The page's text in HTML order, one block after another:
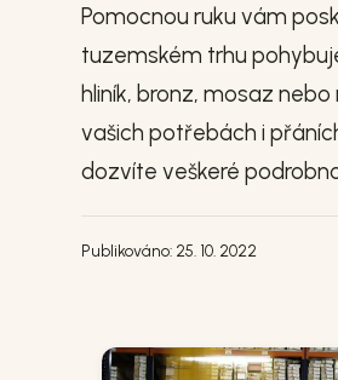
Pomocnou ruku vám
tuzemském trhu
hliník, bronz, mosaz
vašich potřebách i
dozvíte veškeré
Publikováno: 25. 10. 2022